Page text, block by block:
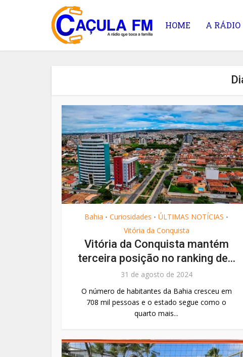
HOME A RÁDIO
Bahia • Curiosidades • ÚLTIMAS NOTÍCIAS •
Vitória da Conquista
Vitória da Conquista mantém
terceira posição no ranking de...
31 de agosto de 2024
O número de habitantes da Bahia cresceu em
708 mil pessoas e o estado segue como o
quarto mais...
As festas